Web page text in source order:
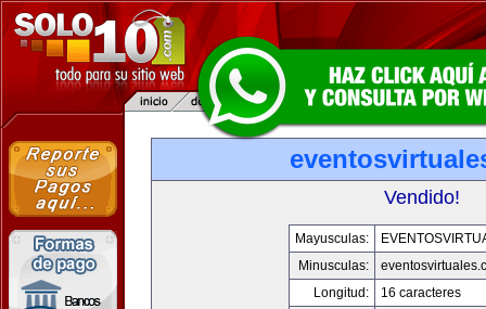
Vendido!
Mayusculas:
Minusculas:
Longitud:
16 caracteres